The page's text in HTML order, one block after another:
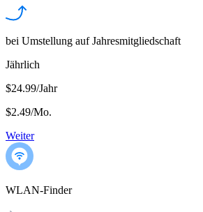
bei Umstellung auf Jahresmitgliedschaft
Jährlich
$24.99/Jahr
$2.49/Mo.
Weiter
WLAN-Finder